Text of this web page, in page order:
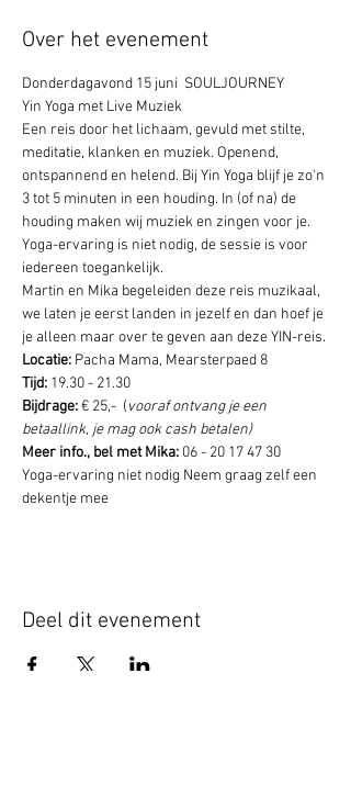
Over het evenement
Donderdagavond 15 juni  SOULJOURNEY
Yin Yoga met Live Muziek
Een reis door het lichaam, gevuld met stilte,
meditatie, klanken en muziek. Openend,
ontspannend en helend. Bij Yin Yoga blijf je zo'n
3 tot 5 minuten in een houding. In (of na) de
houding maken wij muziek en zingen voor je.
Yoga-ervaring is niet nodig, de sessie is voor
iedereen toegankelijk.
Martin en Mika begeleiden deze reis muzikaal,
we laten je eerst landen in jezelf en dan hoef je
je alleen maar over te geven aan deze YIN-reis.
Locatie: Pacha Mama, Mearsterpaed 8
Tijd: 19.30 - 21.30
Bijdrage: € 25,-  (vooraf ontvang je een
betaallink, je mag ook cash betalen)
Meer info., bel met Mika: 06 - 20 17 47 30
Yoga-ervaring niet nodig Neem graag zelf een
dekentje mee
Deel dit evenement